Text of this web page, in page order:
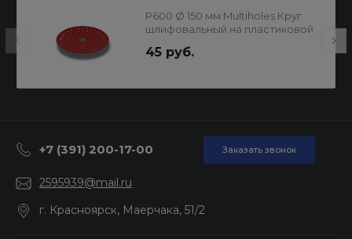
P600 Ø 150 мм Multiholes Круг
шлифовальный на пластиковой
45 руб.
+7 (391) 200-17-00 Заказать звонок
2595939@mail.ru
г. Красноярск, Маерчака, 51/2